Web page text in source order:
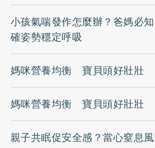
小孩氣喘發作怎麼辦？爸媽必
確姿勢穩定呼吸
媽咪營養均衡 寶貝頭好壯壯
媽咪營養均衡 寶貝頭好壯壯
親子共眠促安全感？當心窒息